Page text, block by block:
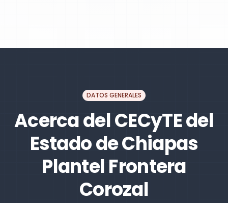
DATOS GENERALES
Acerca del CECyTE del
Estado de Chiapas
Plantel Frontera
Corozal